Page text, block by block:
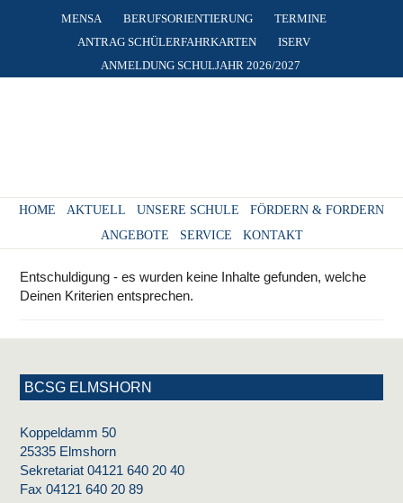
MENSA BERUFSORIENTIERUNG
TERMINE
ANTRAG SCHÜLERFAHRKARTEN
ISERV
ANMELDUNG SCHULJAHR 2026/2027
HOME AKTUELL UNSERE SCHULE
FÖRDERN & FORDERN
ANGEBOTE
SERVICE KONTAKT
Entschuldigung - es wurden keine Inhalte gefunden, welche
Deinen Kriterien entsprechen.
BCSG ELMSHORN
Koppeldamm 50
25335 Elmshorn
Sekretariat 04121 640 20 40
Fax 04121 640 20 89